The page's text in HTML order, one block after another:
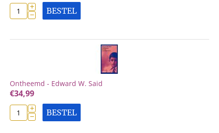
+
− BESTEL
Ontheemd - Edward W. Said
€34,99
+
− BESTEL